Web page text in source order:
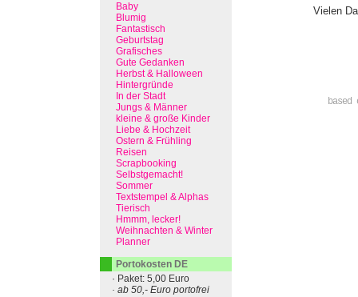
Vielen
Baby
Blumig
Fantastisch
Geburtstag
Grafisches
Gute Gedanken
Herbst & Halloween
Hintergründe
In der Stadt
Jungs & Männer
kleine & große Kinder
Liebe & Hochzeit
Ostern & Frühling
Reisen
Scrapbooking
Selbstgemacht!
Sommer
Textstempel & Alphas
Tierisch
Hmmm, lecker!
Weihnachten & Winter
Planner
Portokosten DE
· Paket: 5,00 Euro
· ab 50,- Euro portofrei